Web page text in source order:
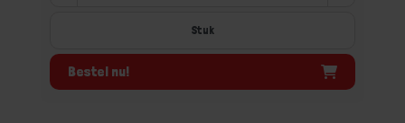
Stuk
Bestel nu!